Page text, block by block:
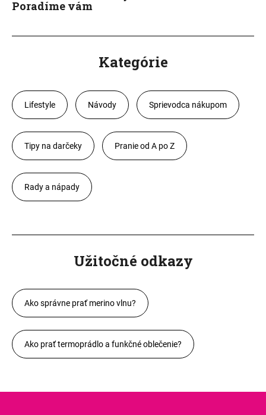
Poradíme vám
Kategórie
Lifestyle Návody Sprievodca nákupom
Tipy na darčeky Pranie od A po Z
Rady a nápady
Užitočné odkazy
Ako správne prať merino vlnu?
Ako prať termoprádlo a funkčné oblečenie?